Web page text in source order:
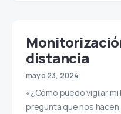
distancia
mayo 23, 2024
«¿Cómo puedo vigilar
pregunta que nos hacen